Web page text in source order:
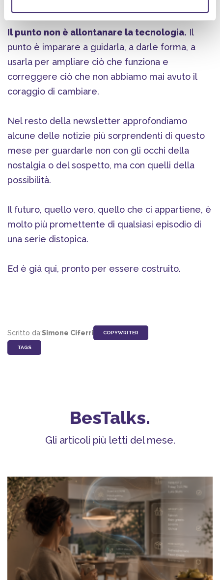
Il punto non è allontanare la tecnologia. Il
punto è imparare a guidarla, a darle forma, a
usarla per ampliare ciò che funziona e
correggere ciò che non abbiamo mai avuto il
coraggio di cambiare.
Nel resto della newsletter approfondiamo
alcune delle notizie più sorprendenti di questo
mese per guardarle non con gli occhi della
nostalgia o del sospetto, ma con quelli della
possibilità.
Il futuro, quello vero, quello che ci appartiene, è
molto più promettente di qualsiasi episodio di
una serie distopica.
Ed è già qui, pronto per essere costruito.
Scritto da:Simone Ciferri COPYWRITER
TAGS
BesTalks.
Gli articoli più letti del mese.